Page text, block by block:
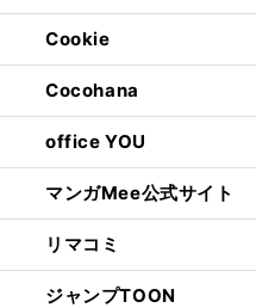
Cookie
Cocohana
office YOU
マンガMee公式サイト
リマコミ
ジャンプTOON